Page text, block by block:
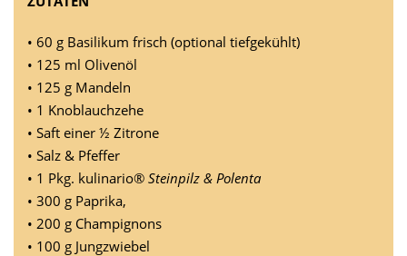
• 60 g Basilikum frisch (optional tiefgekühlt)
• 125 ml Olivenöl
• 125 g Mandeln
• 1 Knoblauchzehe
• Saft einer ½ Zitrone
• Salz & Pfeffer
• 1 Pkg. kulinario® Steinpilz & Polenta
• 300 g Paprika,
• 200 g Champignons
• 100 g Jungzwiebel